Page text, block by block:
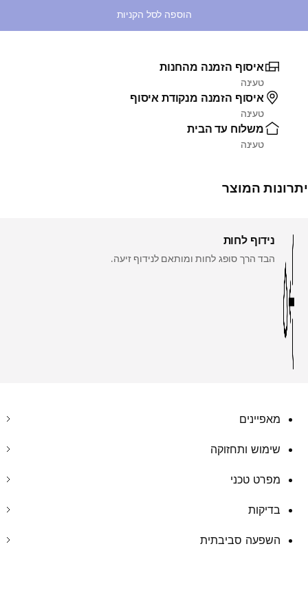
הוספה לסל הקניות
איסוף הזמנה מהחנות
טעינה
איסוף הזמנה מנקודת איסוף
טעינה
משלוח עד הבית
טעינה
יתרונות המוצר
נידוף לחות
הבד הרך סופג לחות ומותאם לנידוף זיעה.
מאפיינים
שימוש ותחזוקה
מפרט טכני
בדיקות
השפעה סביבתית